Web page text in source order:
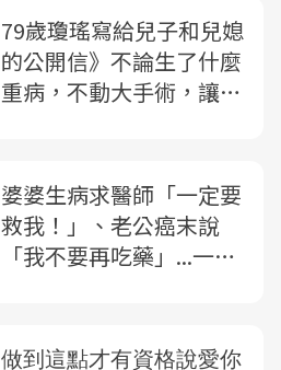
79歲瓊瑤寫給兒子和兒媳
的公開信》不論生了什麼
重病，不動大手術，讓我
婆婆生病求醫師「一定要
救我！」、老公癌末說
「我不要再吃藥」...一位